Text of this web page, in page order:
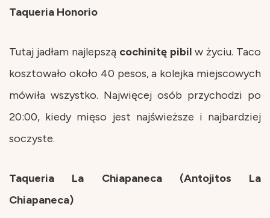
Taqueria Honorio
Tutaj jadłam najlepszą cochinitę pibil w życiu. Taco
kosztowało około 40 pesos, a kolejka miejscowych
mówiła wszystko. Najwięcej osób przychodzi po
20:00, kiedy mięso jest najświeższe i najbardziej
soczyste.
Taqueria La Chiapaneca (Antojitos La
Chiapaneca)